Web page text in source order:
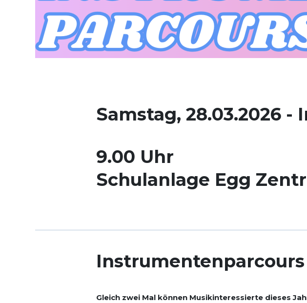
Samstag, 28.03.2026
9.00 Uhr
Schulanlage Egg
Instrumentenparcours
Gleich zwei Mal können Musikinteressierte dieses